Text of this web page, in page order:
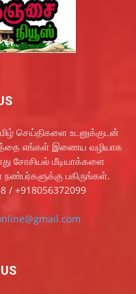
செய்திகளை உடனுக்குடன்
எங்கள் இணைய வழியாக
சோசியல் மீடியாக்களை
பகிருங்கள்.
/ +918056372099